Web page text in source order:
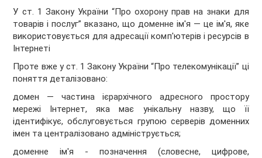
У ст. 1 Закону України “Про охорону прав на знаки для
товарів і послуг” вказано, що доменне ім'я ― це ім'я, яке
використовується для адресації комп'ютерів і ресурсів в
Інтернеті
Проте вже у ст. 1 Закону України “Про телекомунікації” ці
поняття деталізовано:
домен
― частина ієрархічного адресного простору
мережі Інтернет, яка має унікальну назву, що її
ідентифікує, обслуговується групою серверів доменних
імен та централізовано адмініструється;
доменне ім'я - позначення (словесне, цифрове,